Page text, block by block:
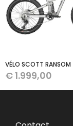
VÉLO SCOTT
€1.999,00